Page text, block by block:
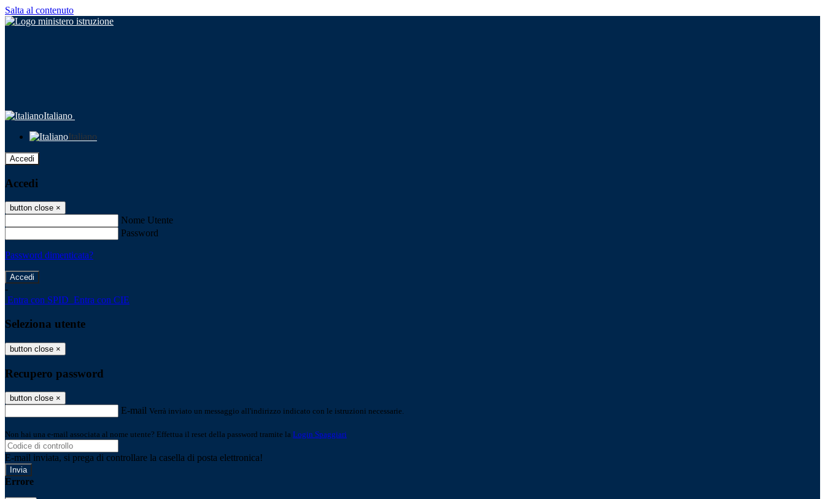
Salta al contenuto
Italiano
Italiano
Accedi
Accedi
button close ×
Nome Utente
Password
Password dimenticata?
-
Entra con SPID Entra con CIE
Seleziona utente
button close ×
Recupero password
button close ×
E-mail Verrà inviato un messaggio all'indirizzo indicato con le istruzioni necessarie.
Non hai una e-mail associata al nome utente? Effettua il reset della password tramite la Login Spaggiari
E-mail inviata, si prega di controllare la casella di posta elettronica!
Errore